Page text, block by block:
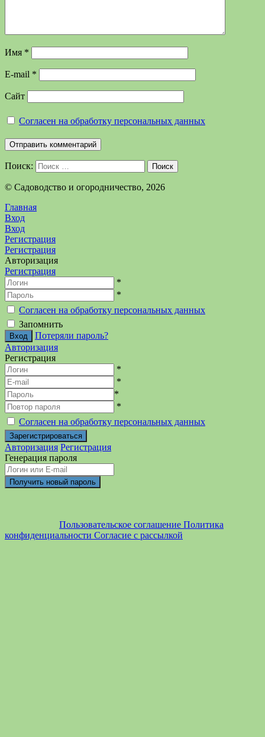
Имя *
E-mail *
Сайт
Согласен на обработку персональных данных
Поиск: Поиск
©️ Садоводство и огородничество, 2026
Главная
Вход
Вход
Регистрация
Регистрация
Авторизация
Регистрация
*
*
Согласен на обработку персональных данных
Запомнить
Потеряли пароль?
Авторизация
Регистрация
*
*
*
*
Согласен на обработку персональных данных
Авторизация Регистрация
Генерация пароля
Пользовательское соглашение Политика
конфиденциальности Согласие с рассылкой